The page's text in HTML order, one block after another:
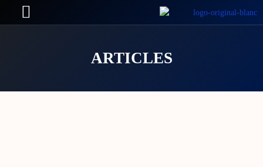
ARTICLES